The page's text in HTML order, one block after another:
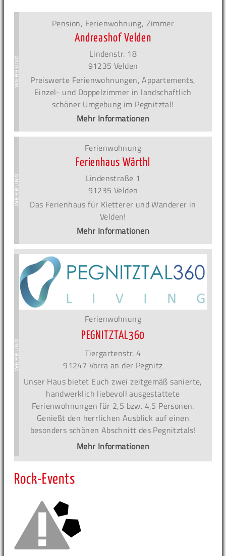
Pension, Ferienwohnung, Zimmer
Andreashof Velden
Lindenstr. 18
91235 Velden
Preiswerte Ferienwohnungen, Appartements,
Einzel- und Doppelzimmer in landschaftlich
schöner Umgebung im Pegnitztal!
Mehr Informationen
Ferienwohnung
Ferienhaus Wärthl
Lindenstraße 1
91235 Velden
Das Ferienhaus für Kletterer und Wanderer in
Velden!
Mehr Informationen
Ferienwohnung
PEGNITZTAL360
Tiergartenstr. 4
91247 Vorra an der Pegnitz
Unser Haus bietet Euch zwei zeitgemäß sanierte,
handwerklich liebevoll ausgestattete
Ferienwohnungen für 2,5 bzw. 4,5 Personen.
Genießt den herrlichen Ausblick auf einen
besonders schönen Abschnitt des Pegnitztals!
Mehr Informationen
Rock-Events